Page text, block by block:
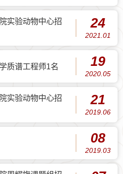
实验动物中心招
24
2021.01
质谱工程师1名 19
2020.05
实验动物中心招
21
2019.06
08
2019.03